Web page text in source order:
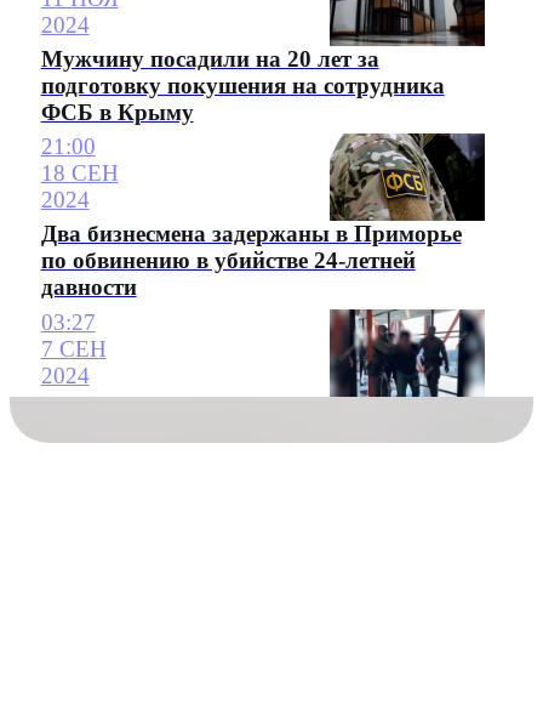
2024
Мужчину посадили на 20 лет за
подготовку покушения на сотрудника
ФСБ в Крыму
21:00
18 СЕН
2024
Два бизнесмена задержаны в Приморье
по обвинению в убийстве 24-летней
давности
03:27
7 СЕН
2024